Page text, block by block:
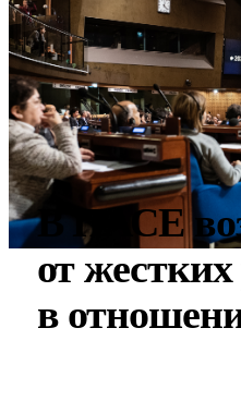
В ПАСЕ
от
в